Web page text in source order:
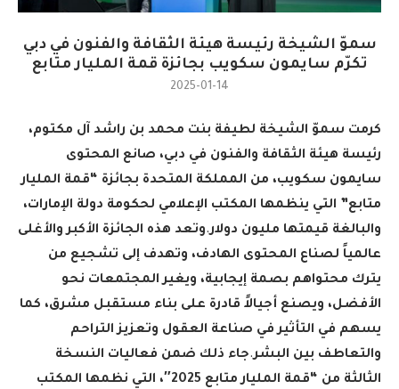
سموّ الشيخة رئيسة هيئة الثقافة والفنون في دبي
تكرّم سايمون سكويب بجائزة قمة المليار متابع
2025-01-14
كرمت سموّ الشيخة لطيفة بنت محمد بن راشد آل مكتوم،
رئيسة هيئة الثقافة والفنون في دبي، صانع المحتوى
سايمون سكويب، من المملكة المتحدة بجائزة “قمة المليار
متابع” التي ينظمها المكتب الإعلامي لحكومة دولة الإمارات،
والبالغة قيمتها مليون دولار.وتعد هذه الجائزة الأكبر والأغلى
عالمياً لصناع المحتوى الهادف، وتهدف إلى تشجيع من
يترك محتواهم بصمة إيجابية، ويغير المجتمعات نحو
الأفضل، ويصنع أجيالاً قادرة على بناء مستقبل مشرق، كما
يسهم في التأثير في صناعة العقول وتعزيز التراحم
والتعاطف بين البشر.جاء ذلك ضمن فعاليات النسخة
الثالثة من “قمة المليار متابع 2025″، التي نظمها المكتب